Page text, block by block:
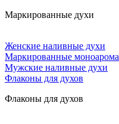
Маркированные духи
Женские наливные духи
Маркированные
Мужские наливные духи
Флаконы для духов
Флаконы для духов